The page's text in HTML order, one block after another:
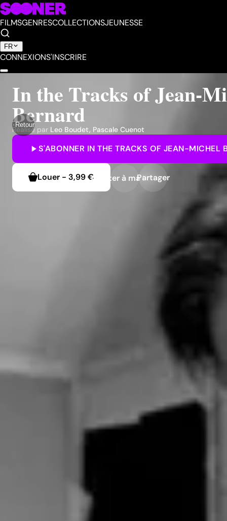
FILMSGENRESCOLLECTIONSJEUNESSE
FR
CONNEXIONS'INSCRIRE
Retour
In the Tracks of Jean-
Bernard
Réalisé par Leo Boudet, Pascale Cuenot
S'ABONNER IN THE TRACKS OF JEAN-MICHEL
Louer - 3,99 €Ajouter à ma liste
Partager